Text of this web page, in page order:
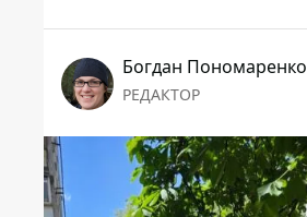
Богдан Пономаренко
РЕДАКТОР